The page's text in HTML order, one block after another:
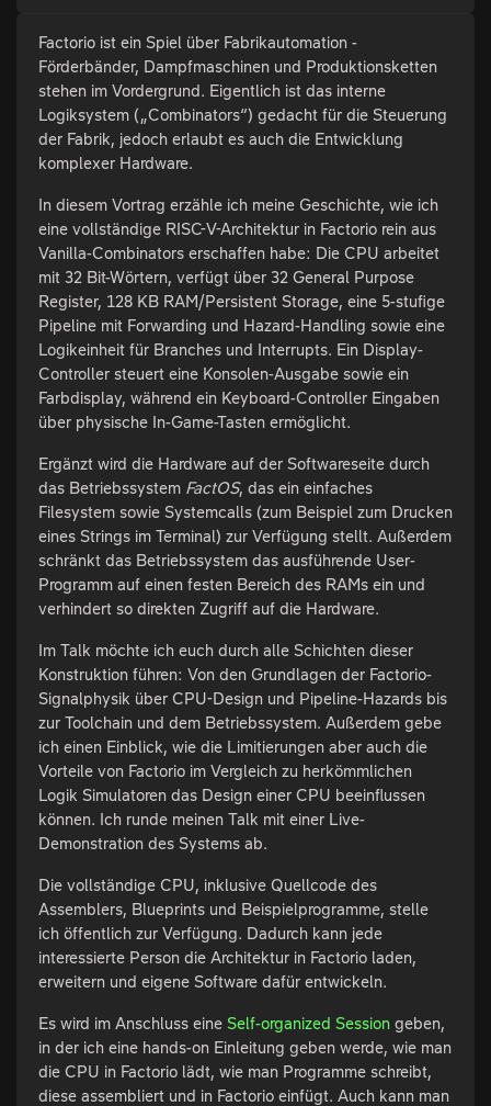
Factorio ist ein Spiel über Fabrikautomation -
Förderbänder, Dampfmaschinen und Produktionsketten
stehen im Vordergrund. Eigentlich ist das interne
Logiksystem („Combinators“) gedacht für die Steuerung
der Fabrik, jedoch erlaubt es auch die Entwicklung
komplexer Hardware.
In diesem Vortrag erzähle ich meine Geschichte, wie ich
eine vollständige RISC-V-Architektur in Factorio rein aus
Vanilla-Combinators erschaffen habe: Die CPU arbeitet
mit 32 Bit-Wörtern, verfügt über 32 General Purpose
Register, 128 KB RAM/Persistent Storage, eine 5-stufige
Pipeline mit Forwarding und Hazard-Handling sowie eine
Logikeinheit für Branches und Interrupts. Ein Display-
Controller steuert eine Konsolen-Ausgabe sowie ein
Farbdisplay, während ein Keyboard-Controller Eingaben
über physische In-Game-Tasten ermöglicht.
Ergänzt wird die Hardware auf der Softwareseite durch
das Betriebssystem FactOS, das ein einfaches
Filesystem sowie Systemcalls (zum Beispiel zum Drucken
eines Strings im Terminal) zur Verfügung stellt. Außerdem
schränkt das Betriebssystem das ausführende User-
Programm auf einen festen Bereich des RAMs ein und
verhindert so direkten Zugriff auf die Hardware.
Im Talk möchte ich euch durch alle Schichten dieser
Konstruktion führen: Von den Grundlagen der Factorio-
Signalphysik über CPU-Design und Pipeline-Hazards bis
zur Toolchain und dem Betriebssystem. Außerdem gebe
ich einen Einblick, wie die Limitierungen aber auch die
Vorteile von Factorio im Vergleich zu herkömmlichen
Logik Simulatoren das Design einer CPU beeinflussen
können. Ich runde meinen Talk mit einer Live-
Demonstration des Systems ab.
Die vollständige CPU, inklusive Quellcode des
Assemblers, Blueprints und Beispielprogramme, stelle
ich öffentlich zur Verfügung. Dadurch kann jede
interessierte Person die Architektur in Factorio laden,
erweitern und eigene Software dafür entwickeln.
Es wird im Anschluss eine Self-organized Session geben,
in der ich eine hands-on Einleitung geben werde, wie man
die CPU in Factorio lädt, wie man Programme schreibt,
diese assembliert und in Factorio einfügt. Auch kann man